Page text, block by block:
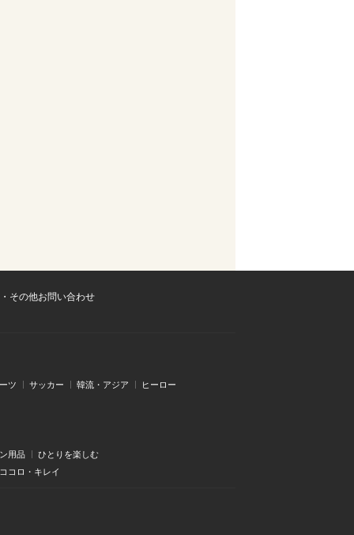
その他お問い合わせ
ツ サッカー 韓流・アジア ヒーロー
用品
ひとりを楽しむ
コロ・キレイ